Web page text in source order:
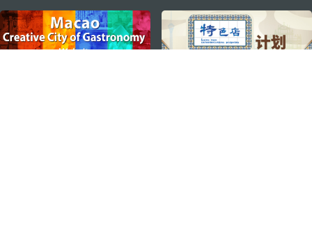
external links